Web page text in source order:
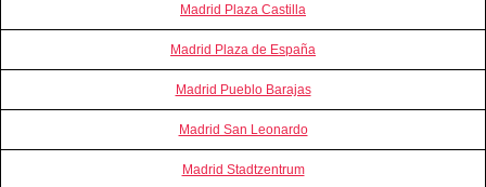
Madrid Plaza Castilla
Madrid Plaza de España
Madrid Pueblo Barajas
Madrid San Leonardo
Madrid Stadtzentrum